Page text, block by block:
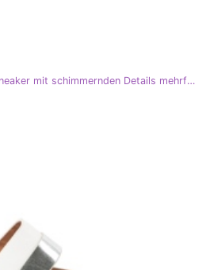
Shelvt Weiße und silberne Sneaker mit schimmernden Details mehrfarbig